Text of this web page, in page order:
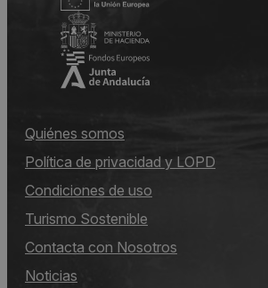
Quiénes somos
Política de privacidad y LOPD
Condiciones de uso
Turismo Sostenible
Contacta con Nosotros
Noticias